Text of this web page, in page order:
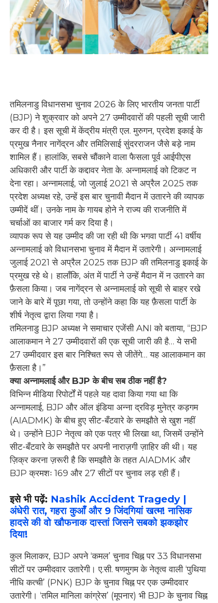
तमिलनाडु विधानसभा चुनाव 2026 के लिए भारतीय जनता पार्टी
(BJP) ने शुक्रवार को अपने 27 उम्मीदवारों की पहली सूची जारी
कर दी है। इस सूची में केंद्रीय मंत्री एल. मुरुगन, प्रदेश इकाई के
प्रमुख नैनार नागेंद्रन और तमिलिसाई सुंदरराजन जैसे बड़े नाम
शामिल हैं। हालांकि, सबसे चौंकाने वाला फैसला पूर्व आईपीएस
अधिकारी और पार्टी के कद्दावर नेता के. अन्नामलाई को टिकट न
देना रहा। अन्नामलाई, जो जुलाई 2021 से अप्रैल 2025 तक
प्रदेश अध्यक्ष रहे, उन्हें इस बार चुनावी मैदान में उतारने की व्यापक
उम्मीदें थीं। उनके नाम के गायब होने ने राज्य की राजनीति में
चर्चाओं का बाजार गर्म कर दिया है।
व्यापक रूप से यह उम्मीद की जा रही थी कि भगवा पार्टी 41 वर्षीय
अन्नामलाई को विधानसभा चुनाव में मैदान में उतारेगी। अन्नामलाई
जुलाई 2021 से अप्रैल 2025 तक BJP की तमिलनाडु इकाई के
प्रमुख रहे थे। हालाँकि, अंत में पार्टी ने उन्हें मैदान में न उतारने का
फ़ैसला किया। जब नागेंद्रन से अन्नामलाई को सूची से बाहर रखे
जाने के बारे में पूछा गया, तो उन्होंने कहा कि यह फ़ैसला पार्टी के
शीर्ष नेतृत्व द्वारा लिया गया है।
तमिलनाडु BJP अध्यक्ष ने समाचार एजेंसी ANI को बताया, “BJP
आलाकमान ने 27 उम्मीदवारों की एक सूची जारी की है… ये सभी
27 उम्मीदवार इस बार निश्चित रूप से जीतेंगे… यह आलाकमान का
फ़ैसला है।”
क्या अन्नामलाई और BJP के बीच सब ठीक नहीं है?
विभिन्न मीडिया रिपोर्टों में पहले यह दावा किया गया था कि
अन्नामलाई, BJP और ऑल इंडिया अन्ना द्रविड़ मुनेत्र कड़गम
(AIADMK) के बीच हुए सीट-बँटवारे के समझौते से खुश नहीं
थे। उन्होंने BJP नेतृत्व को एक पत्र भी लिखा था, जिसमें उन्होंने
सीट-बँटवारे के समझौते पर अपनी नाराज़गी ज़ाहिर की थी। यह
ज़िक्र करना ज़रूरी है कि समझौते के तहत AIADMK और
BJP क्रमशः 169 और 27 सीटों पर चुनाव लड़ रही हैं।
इसे भी पढ़ें: Nashik Accident Tragedy |
अंधेरी रात, गहरा कुआँ और 9 जिंदगियां खत्म! नासिक
हादसे की वो खौफनाक दास्तां जिसने सबको झकझोर
दिया!
कुल मिलाकर, BJP अपने ‘कमल’ चुनाव चिह्न पर 33 विधानसभा
सीटों पर उम्मीदवार उतारेगी। ए.सी. षणमुगम के नेतृत्व वाली ‘पुथिया
नीधि कत्ची’ (PNK) BJP के चुनाव चिह्न पर एक उम्मीदवार
उतारेगी। ‘तमिल मानिला कांग्रेस’ (मूपनार) भी BJP के चुनाव चिह्न